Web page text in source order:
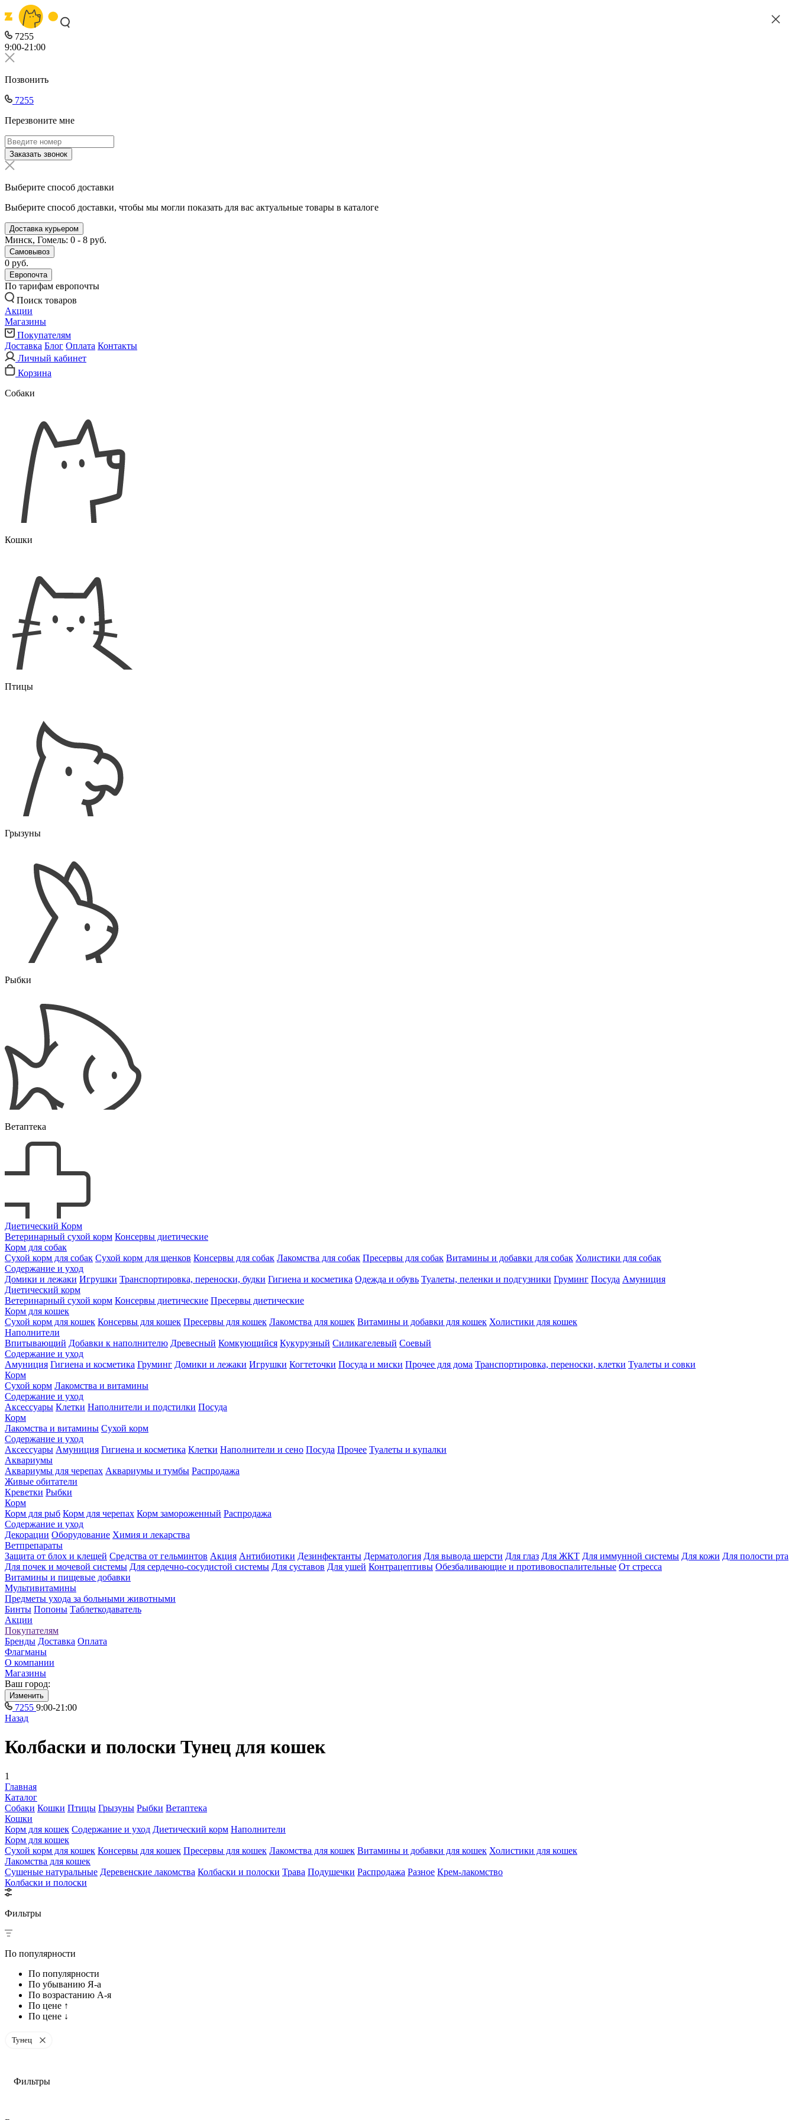
7255
9:00-21:00
Позвонить
7255
Перезвоните мне
Заказать звонок
Выберите способ доставки
Выберите способ доставки, чтобы мы могли показать для вас актуальные товары в каталоге
Доставка курьером
Минск, Гомель: 0 - 8 руб.
Самовывоз
0 руб.
Европочта
По тарифам европочты
Поиск товаров
Акции
Магазины
Покупателям
Доставка Блог Оплата Контакты
Личный кабинет
Корзина
Собаки
Кошки
Птицы
Грызуны
Рыбки
Ветаптека
Диетический Корм
Ветеринарный сухой корм Консервы диетические
Корм для собак
Сухой корм для собак Сухой корм для щенков Консервы для собак Лакомства для собак Пресервы для собак Витамины и добавки для собак Холистики для собак
Содержание и уход
Домики и лежаки Игрушки Транспортировка, переноски, будки Гигиена и косметика Одежда и обувь Туалеты, пеленки и подгузники Груминг Посуда Амуниция
Диетический корм
Ветеринарный сухой корм Консервы диетические Пресервы диетические
Корм для кошек
Сухой корм для кошек Консервы для кошек Пресервы для кошек Лакомства для кошек Витамины и добавки для кошек Холистики для кошек
Наполнители
Впитывающий Добавки к наполнителю Древесный Комкующийся Кукурузный Силикагелевый Соевый
Содержание и уход
Амуниция Гигиена и косметика Груминг Домики и лежаки Игрушки Когтеточки Посуда и миски Прочее для дома Транспортировка, переноски, клетки Туалеты и совки
Корм
Сухой корм Лакомства и витамины
Содержание и уход
Аксессуары Клетки Наполнители и подстилки Посуда
Корм
Лакомства и витамины Сухой корм
Содержание и уход
Аксессуары Амуниция Гигиена и косметика Клетки Наполнители и сено Посуда Прочее Туалеты и купалки
Аквариумы
Аквариумы для черепах Аквариумы и тумбы Распродажа
Живые обитатели
Креветки Рыбки
Корм
Корм для рыб Корм для черепах Корм замороженный Распродажа
Содержание и уход
Декорации Оборудование Химия и лекарства
Ветпрепараты
Защита от блох и клещей Средства от гельминтов Акция Антибиотики Дезинфектанты Дерматология Для вывода шерсти Для глаз Для ЖКТ Для иммунной системы Для кожи Для полости рта
Для почек и мочевой системы Для сердечно-сосудистой системы Для суставов Для ушей Контрацептивы Обезбаливающие и противовоспалительные От стресса
Витамины и пищевые добавки
Мультивитамины
Предметы ухода за больными животными
Бинты Попоны Таблеткодаватель
Акции
Покупателям
Бренды Доставка Оплата
Флагманы
О компании
Магазины
Ваш город:
Изменить
7255 9:00-21:00
Назад
Колбаски и полоски Тунец для кошек
1
Главная
Каталог
Собаки Кошки Птицы Грызуны Рыбки Ветаптека
Кошки
Корм для кошек Содержание и уход Диетический корм Наполнители
Корм для кошек
Сухой корм для кошек Консервы для кошек Пресервы для кошек Лакомства для кошек Витамины и добавки для кошек Холистики для кошек
Лакомства для кошек
Сушеные натуральные Деревенские лакомства Колбаски и полоски Трава Подушечки Распродажа Разное Крем-лакомство
Колбаски и полоски
Фильтры
По популярности
По популярности
По убыванию Я-а
По возрастанию А-я
По цене ↑
По цене ↓
Тунец
Фильтры